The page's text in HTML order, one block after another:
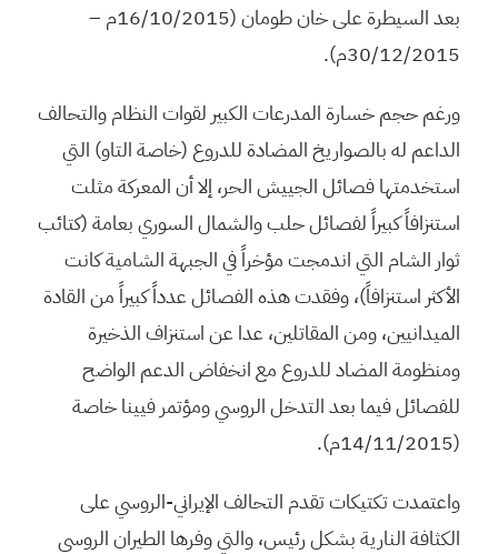
بعد السيطرة على خان طومان (16/10/2015م –
30/12/2015م).
ورغم حجم خسارة المدرعات الكبير لقوات النظام والتحالف
الداعم له بالصواريخ المضادة للدروع (خاصة التاو) التي
استخدمتها فصائل الجييش الحر، إلا أن المعركة مثلت
استنزافاً كبيراً لفصائل حلب والشمال السوري بعامة (كتائب
ثوار الشام التي اندمجت مؤخراً في الجبهة الشامية كانت
الأكثر استنزافاً)، وفقدت هذه الفصائل عدداً كبيراً من القادة
الميدانيين، ومن المقاتلين، عدا عن استنزاف الذخيرة
ومنظومة المضاد للدروع مع انخفاض الدعم الواضح
للفصائل فيما بعد التدخل الروسي ومؤتمر فيينا خاصة
(14/11/2015م).
واعتمدت تكتيكات تقدم التحالف الإيراني-الروسي على
الكثافة النارية بشكل رئيس، والتي وفرها الطيران الروسي